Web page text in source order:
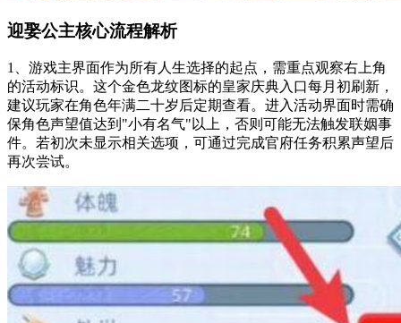
迎娶公主核心流程解析
1、游戏主界面作为所有人生选择的起点，需重点观察右上角
的活动标识。这个金色龙纹图标的皇家庆典入口每月初刷新，
建议玩家在角色年满二十岁后定期查看。进入活动界面时需确
保角色声望值达到"小有名气"以上，否则可能无法触发联姻事
件。若初次未显示相关选项，可通过完成官府任务积累声望后
再次尝试。